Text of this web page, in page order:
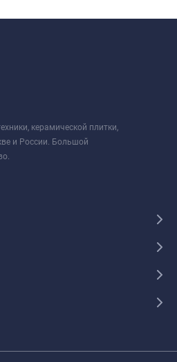
керамической плитки,
и России. Большой